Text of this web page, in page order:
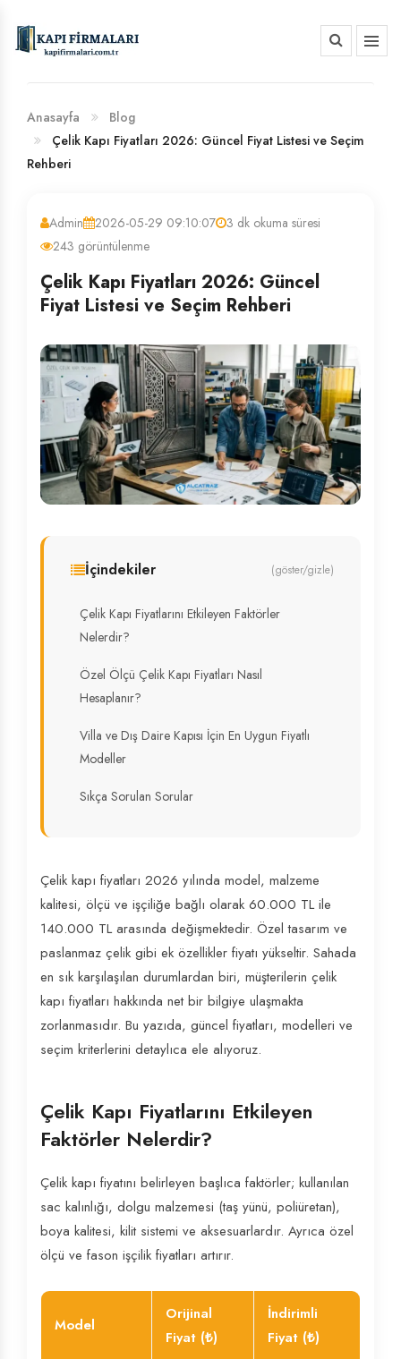
BANKA HESAP NUMARALARIMIZ
Anasayfa
Blog
Çelik Kapı Fiyatları 2026: Güncel Fiyat Listesi ve Seçim
Rehberi
Admin 2026-05-29 09:10:07 3 dk okuma süresi
243 görüntülenme
Çelik Kapı Fiyatları 2026: Güncel
Fiyat Listesi ve Seçim Rehberi
İçindekiler (göster/gizle)
Çelik Kapı Fiyatlarını Etkileyen Faktörler
Nelerdir?
Özel Ölçü Çelik Kapı Fiyatları Nasıl
Hesaplanır?
Villa ve Dış Daire Kapısı İçin En Uygun Fiyatlı
Modeller
Sıkça Sorulan Sorular
Çelik kapı fiyatları 2026 yılında model, malzeme
kalitesi, ölçü ve işçiliğe bağlı olarak 60.000 TL ile
140.000 TL arasında değişmektedir. Özel tasarım ve
paslanmaz çelik gibi ek özellikler fiyatı yükseltir. Sahada
en sık karşılaşılan durumlardan biri, müşterilerin çelik
kapı fiyatları hakkında net bir bilgiye ulaşmakta
zorlanmasıdır. Bu yazıda, güncel fiyatları, modelleri ve
seçim kriterlerini detaylıca ele alıyoruz.
Çelik Kapı Fiyatlarını Etkileyen
Faktörler Nelerdir?
Çelik kapı fiyatını belirleyen başlıca faktörler; kullanılan
sac kalınlığı, dolgu malzemesi (taş yünü, poliüretan),
boya kalitesi, kilit sistemi ve aksesuarlardır. Ayrıca özel
ölçü ve fason işçilik fiyatları artırır.
Model
Orijinal
Fiyat (₺)
İndirimli
Fiyat (₺)